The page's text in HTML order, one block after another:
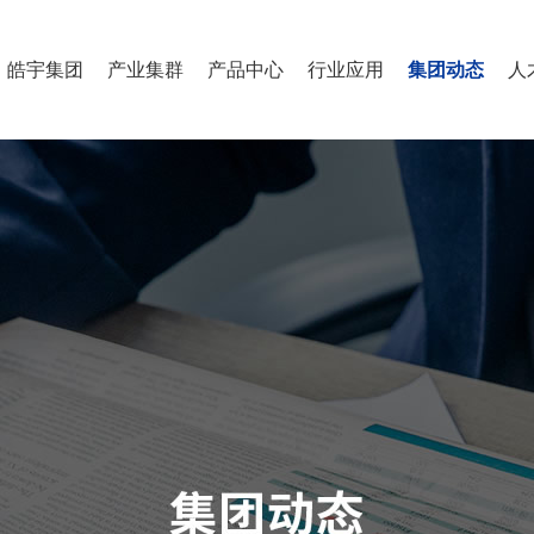
皓宇集团 产业集群 产品中心 行业应用 集团动态 人